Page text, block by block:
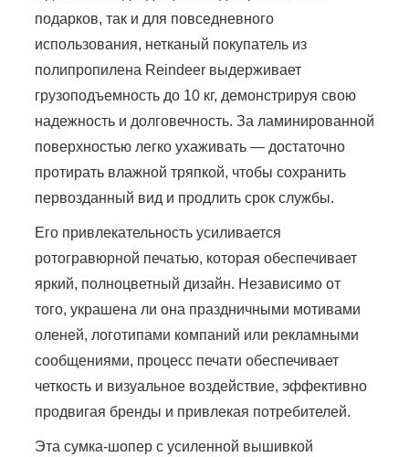
подарков, так и для повседневного
использования, нетканый покупатель из
полипропилена Reindeer выдерживает
грузоподъемность до 10 кг, демонстрируя свою
надежность и долговечность. За ламинированной
поверхностью легко ухаживать — достаточно
протирать влажной тряпкой, чтобы сохранить
первозданный вид и продлить срок службы.
Его привлекательность усиливается
ротогравюрной печатью, которая обеспечивает
яркий, полноцветный дизайн. Независимо от
того, украшена ли она праздничными мотивами
оленей, логотипами компаний или рекламными
сообщениями, процесс печати обеспечивает
четкость и визуальное воздействие, эффективно
продвигая бренды и привлекая потребителей.
Эта сумка-шопер с усиленной вышивкой